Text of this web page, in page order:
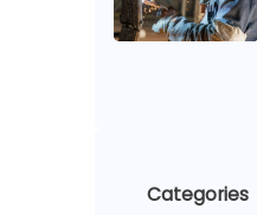
Categories